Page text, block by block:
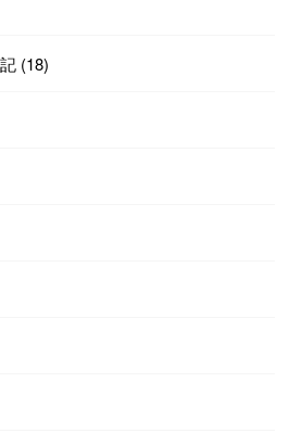
(18)